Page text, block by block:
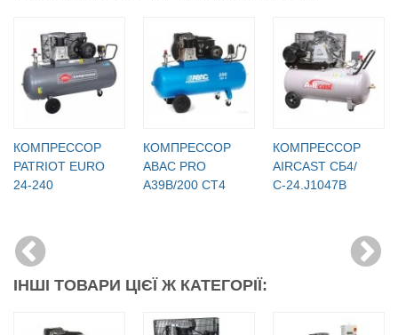
КОМПРЕССОР
PATRIOT EURO
24-240
КОМПРЕССОР
ABAC PRO
A39B/200 CT4
КОМПРЕССОР
AIRCAST СБ4/
С-24.J1047B
ІНШІ ТОВАРИ ЦІЄЇ Ж КАТЕГОРІЇ: